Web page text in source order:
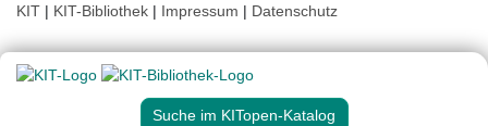
KIT | KIT-Bibliothek | Impressum | Datenschutz
Suche im KITopen-Katalog